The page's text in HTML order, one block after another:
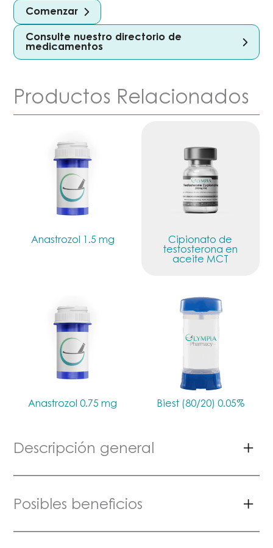
Comenzar
Consulte nuestro directorio de
medicamentos
Productos Relacionados
Anastrozol 1.5 mg
Cipionato de
testosterona en
aceite MCT
Anastrozol 0.75 mg Biest (80/20) 0.05%
Descripción general
Posibles beneficios